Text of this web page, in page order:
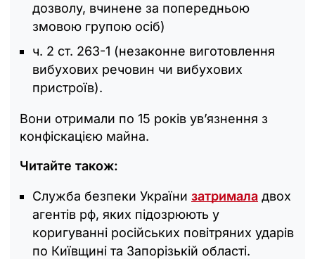
дозволу, вчинене за попередньою
змовою групою осіб)
ч. 2 ст. 263-1 (незаконне виготовлення
вибухових речовин чи вибухових
пристроїв).
Вони отримали по 15 років ув’язнення з
конфіскацією майна.
Читайте також:
Служба безпеки України затримала двох
агентів рф, яких підозрюють у
коригуванні російських повітряних ударів
по Київщині та Запорізькій області.